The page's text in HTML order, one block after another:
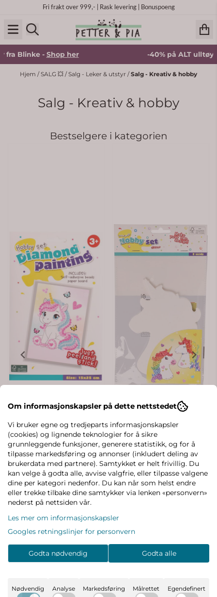
Hopp til innholdFri frakt over 999,- | Rask levering | Bonuspoeng
fra Blinke - Shop her -40% på ALT ulltøy
Hjem /SALG 💥 /Salg - Leker & utstyr /Salg - Kreativ & hobby
Salg - Kreativ & hobby
Bestselgere i kategorien
Diamant perlesett for
småbarn - enhjørning
DIY mini hobby sett 8
deler - enhjørning
Om informasjonskapsler på dette nettstedet
Vi bruker egne og tredjeparts informasjonskapsler
(cookies) og lignende teknologier for å sikre
grunnleggende funksjoner, generere statistikk, og for å
tilpasse markedsføring og annonser (inkludert deling av
brukerdata med partnere). Samtykket er helt frivillig. Du
kan velge å godta alle, avvise valgfrie, eller tilpasse valgene
dine per kategori nedenfor. Du kan når som helst endre
eller trekke tilbake dine samtykker via lenken «personvern»
nederst på nettsiden vår.
Les mer om informasjonskapsler
Googles retningslinjer for personvern
Godta nødvendig Godta alle
Nødvendig Analyse Markedsføring Målrettet Egendefinert